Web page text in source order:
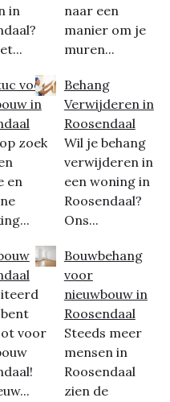
in
voor
in
zoek
en
voor
naar een
manier om je
muren...
Behang
Verwijderen in
Roosendaal
Wil je behang
verwijderen in
een woning in
Roosendaal?
Ons...
Bouwbehang
voor
nieuwbouw in
Roosendaal
Steeds meer
mensen in
Roosendaal
zien de